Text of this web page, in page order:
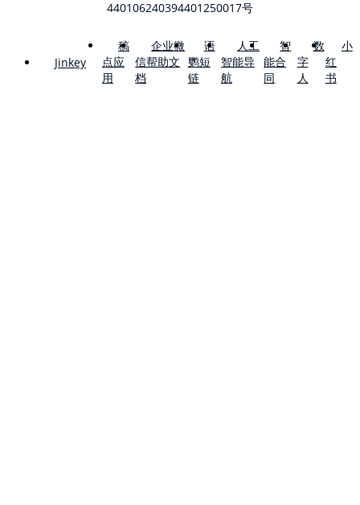
440106240394401250017号
Jinkey
稿
点应
用
企业微
信帮助文
档
语
鹦短
链
人工
智能导
航
智
能合
同
数
字
人
小
红
书